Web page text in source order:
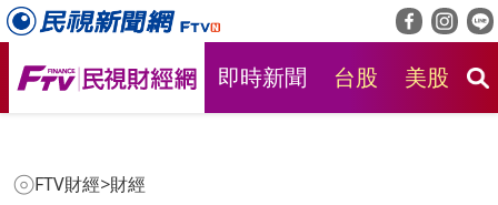
即時新聞 台股 美股
FTV財經>財經